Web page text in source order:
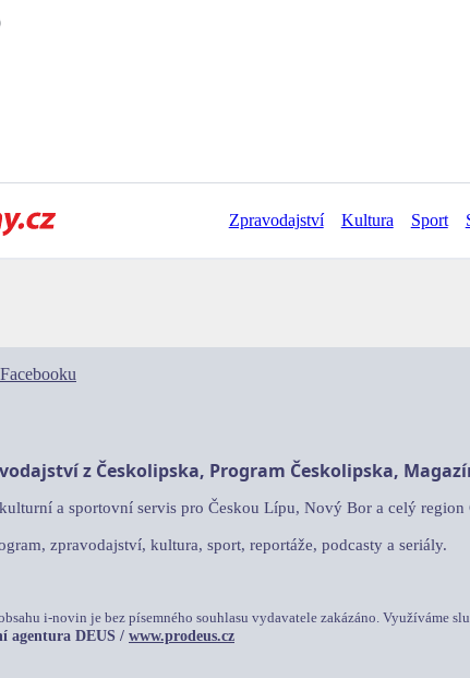
Zpravodajství Kultura Sport
z Českolipska, Program Českolipska,
a sportovní servis pro Českou Lípu, Nový Bor a celý region
zpravodajství, kultura, sport, reportáže, podcasty a seriály.
i-novin je bez písemného souhlasu vydavatele zakázáno. Využíváme
agentura DEUS / www.prodeus.cz